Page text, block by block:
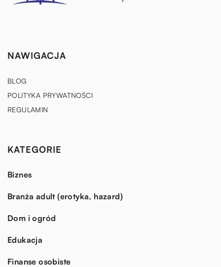
NAWIGACJA
BLOG
POLITYKA PRYWATNOŚCI
REGULAMIN
KATEGORIE
Biznes
Branża adult (erotyka, hazard)
Dom i ogród
Edukacja
Finanse osobiste